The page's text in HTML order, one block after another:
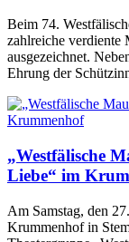
Beim 74.
zahlreiche verdiente
ausgezeichnet.
Ehrung der
„Westfälische
Liebe“ im
Am Samstag, den
Krummenhof in